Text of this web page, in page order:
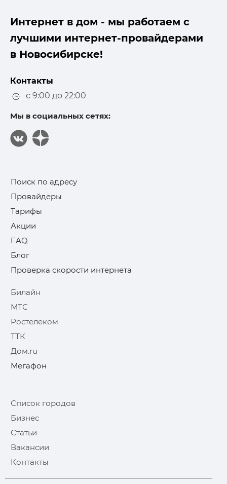
Интернет в дом - мы работаем с
лучшими интернет-провайдерами
в Новосибирске!
Контакты
с 9:00 до 22:00
Мы в социальных сетях:
Поиск по адресу
Провайдеры
Тарифы
Акции
FAQ
Блог
Проверка скорости интернета
Билайн
МТС
Ростелеком
ТТК
Дом.ru
Мегафон
Список городов
Бизнес
Статьи
Вакансии
Контакты